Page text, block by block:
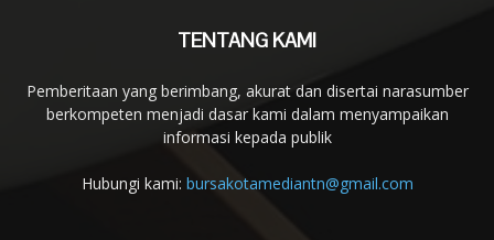
TENTANG KAMI
Pemberitaan yang berimbang, akurat dan disertai narasumber
berkompeten menjadi dasar kami dalam menyampaikan
informasi kepada publik
Hubungi kami: bursakotamediantn@gmail.com